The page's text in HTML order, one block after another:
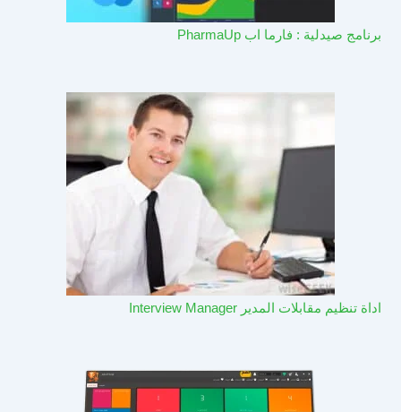
برنامج صيدلية : فارما اب PharmaUp​
اداة تنظيم مقابلات المدير Interview Manager